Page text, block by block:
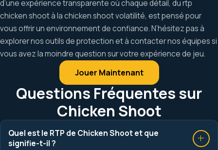
d’une expérience transparente où chaque détail, du rtp
chicken shoot à la chicken shoot volatilité, est pensé pour
vous offrir un environnement de confiance. N’hésitez pas à
explorer nos outils de protection et à contacter nos équipes si
vous avez la moindre question sur votre expérience de jeu.
Jouer Maintenant
Questions Fréquentes sur
Chicken Shoot
Quel est le RTP de Chicken Shoot et que
signifie-t-il ?